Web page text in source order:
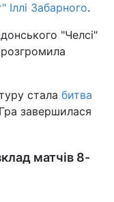
Забарного.
"Челсі"
стала битва
завершилася
матчів 8-